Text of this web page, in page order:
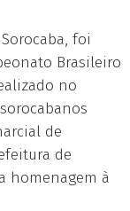
foi
Brasileiro
no
de
de
homenagem à